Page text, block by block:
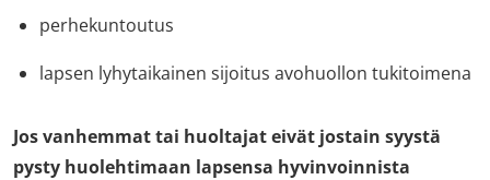
perhekuntoutus
lapsen lyhytaikainen sijoitus avohuollon tukitoimena
Jos vanhemmat tai huoltajat eivät jostain syystä
pysty huolehtimaan lapsensa hyvinvoinnista